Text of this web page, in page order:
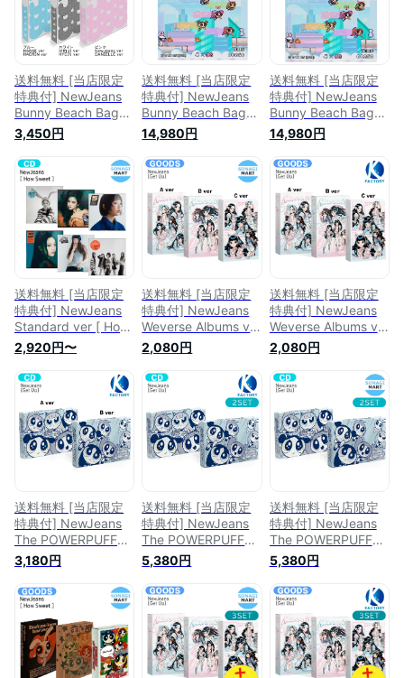
送料無料 [当店限定
特典付] NewJeans
Bunny Beach Bag
ver [ Get Up ] 6種選
択 2nd EP / nwjns ニ
ュージーンズ ニュジ
ン ニュジ アルバム
パワーパフガールズ
/ 韓国音楽チャート
反映 KPOP / 1次予約
3,450円
送料無料 [当店限定
特典付] NewJeans
Bunny Beach Bag
ver [ Get Up ] 6種セ
ット 2nd EP / nwjns
ニュージーンズ ニュ
ジン ニュジ アルバ
ム パワーパフガール
ズ / 韓国音楽チャー
ト反映 KPOP / 1次予
約
14,980円
送料無料 [当店限定
特典付] NewJeans
Bunny Beach Bag
ver [ Get Up ] 6種セ
ット 2nd EP / nwjns
ニュージーンズ ニュ
ジン ニュジ アルバ
ム パワーパフガール
ズ / 韓国音楽チャー
ト反映 KPOP / 1次予
約
14,980円
送料無料 [当店限定
特典付] NewJeans
Standard ver [ How
Sweet ] 6種選択
Album / nwjns ニュ
ージーンズ ニュジン
ニュジ アルバム / 韓
国音楽チャート反映
KPOP / 1次予約
2,920円〜
送料無料 [当店限定
特典付] NewJeans
Weverse Albums ver
[ Get Up ] 3種選択
2nd EP / nwjns ニュ
ージーンズ ニュジン
ニュジ アルバム パ
ワーパフガールズ /
韓国音楽チャート反
映 KPOP / 1次予約
2,080円
送料無料 [当店限定
特典付] NewJeans
Weverse Albums ver
[ Get Up ] 3種選択
2nd EP / nwjns ニュ
ージーンズ ニュジン
ニュジ アルバム パ
ワーパフガールズ /
韓国音楽チャート反
映 KPOP / 1次予約
2,080円
送料無料 [当店限定
特典付] NewJeans
The POWERPUFF
GIRLS X NJ Box ver
[ Get Up ] 2種選択
2nd EP / nwjns ニュ
ージーンズ ニュジン
ニュジ アルバム パ
ワーパフガールズ /
韓国音楽チャート反
映 KPOP / 1次予約
3,180円
送料無料 [当店限定
特典付] NewJeans
The POWERPUFF
GIRLS X NJ Box ver
[ Get Up ] 2種セット
2nd EP / nwjns ニュ
ージーンズ ニュジン
ニュジ アルバム パ
ワーパフガールズ /
韓国音楽チャート反
映 KPOP / 1次予約
5,380円
送料無料 [当店限定
特典付] NewJeans
The POWERPUFF
GIRLS X NJ Box ver
[ Get Up ] 2種セット
2nd EP / nwjns ニュ
ージーンズ ニュジン
ニュジ アルバム パ
ワーパフガールズ /
韓国音楽チャート反
映 KPOP / 1次予約
5,380円